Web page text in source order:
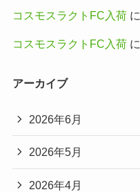
コスモスラクトFC入荷に
コスモスラクトFC入荷に
アーカイブ
2026年6月
2026年5月
2026年4月